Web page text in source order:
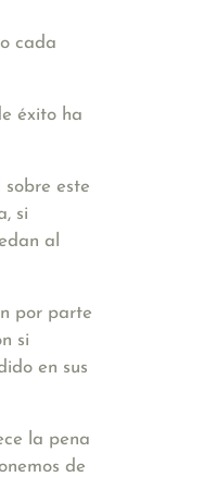
cada
éxito ha
este
si
al
por parte
si
en sus
la pena
de